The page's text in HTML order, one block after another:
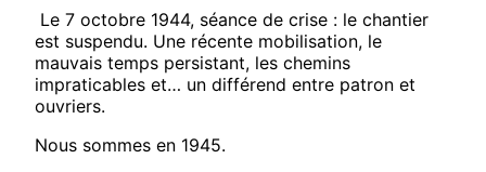
Le 7 octobre 1944, séance de crise : le chantier
est suspendu. Une récente mobilisation, le
mauvais temps persistant, les chemins
impraticables et… un différend entre patron et
ouvriers.
Nous sommes en 1945.